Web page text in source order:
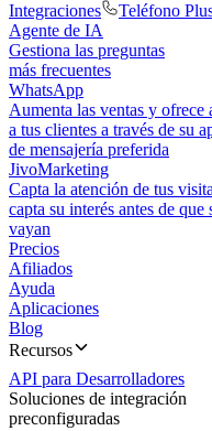
Integraciones
Teléfono
Agente de IA
Gestiona las preguntas
más frecuentes
WhatsApp
Aumenta las ventas y ofrece
a tus clientes a través de su
de mensajería preferida
JivoMarketing
Capta la atención de tus
capta su interés antes de que
vayan
Precios
Afiliados
Ayuda
Aplicaciones
Blog
Recursos
API para Desarrolladores
Soluciones de integración
preconfiguradas